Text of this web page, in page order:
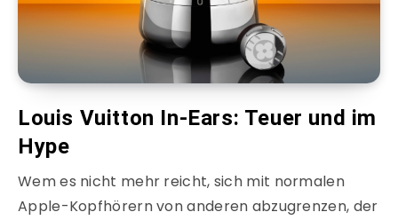
Louis Vuitton In-Ears: Teuer und im
Hype
Wem es nicht mehr reicht, sich mit normalen
Apple-Kopfhörern von anderen abzugrenzen, der